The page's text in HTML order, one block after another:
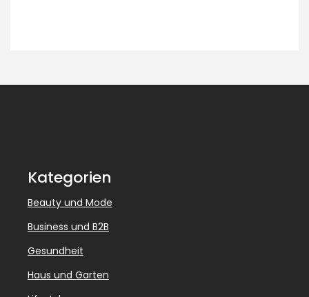
Kategorien
Beauty und Mode
Business und B2B
Gesundheit
Haus und Garten